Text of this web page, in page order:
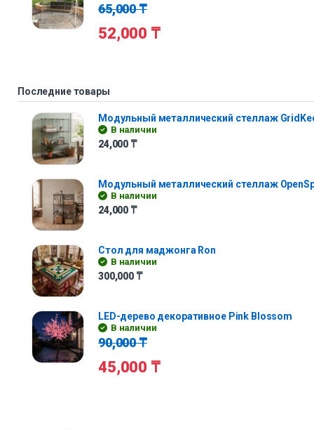
65,000₸
52,000 ₸
Последние товары
Модульный металлический стеллаж
В наличии
24,000 ₸
Модульный металлический стеллаж
В наличии
24,000 ₸
Стол для маджонга Ron
В наличии
300,000 ₸
LED-дерево декоративное Pink Blossom
В наличии
90,000₸
45,000 ₸